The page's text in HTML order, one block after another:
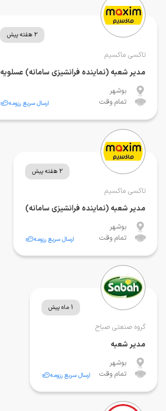
2 هفته پیش
تاکسی ماکسیم
مدیر شعبه (نماینده فرانشیزی سامانه) عسلویه
بوشهر
تمام وقت
ارسال سریع رزومه
2 هفته پیش
تاکسی ماکسیم
مدیر شعبه (نماینده فرانشیزی سامانه)
بوشهر
تمام وقت
ارسال سریع رزومه
1 ماه پیش
گروه صنعتی صباح
مدیر شعبه
بوشهر
تمام وقت
ارسال سریع رزومه